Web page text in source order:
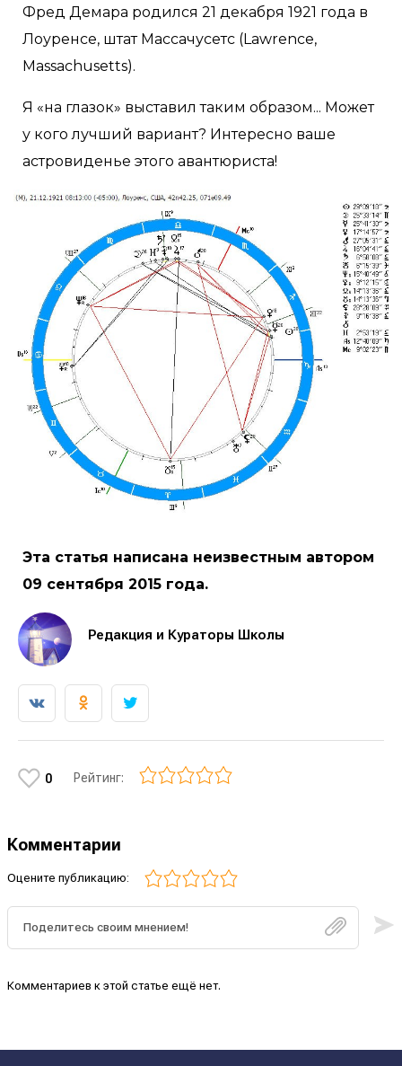
Фред Демара родился 21 декабря 1921 года в
Лоуренсе, штат Массачусетс (Lawrence,
Massachusetts).
Я «на глазок» выставил таким образом... Может
у кого лучший вариант? Интересно ваше
астровиденье этого авантюриста!
Эта статья написана неизвестным автором
09 сентября 2015 года.
Редакция и Кураторы Школы
0 Рейтинг:
Комментарии
Оцените публикацию:
Комментариев к этой статье ещё нет.